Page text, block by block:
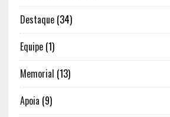
Destaque(34)
Equipe(1)
Memorial (13)
Apoia (9)